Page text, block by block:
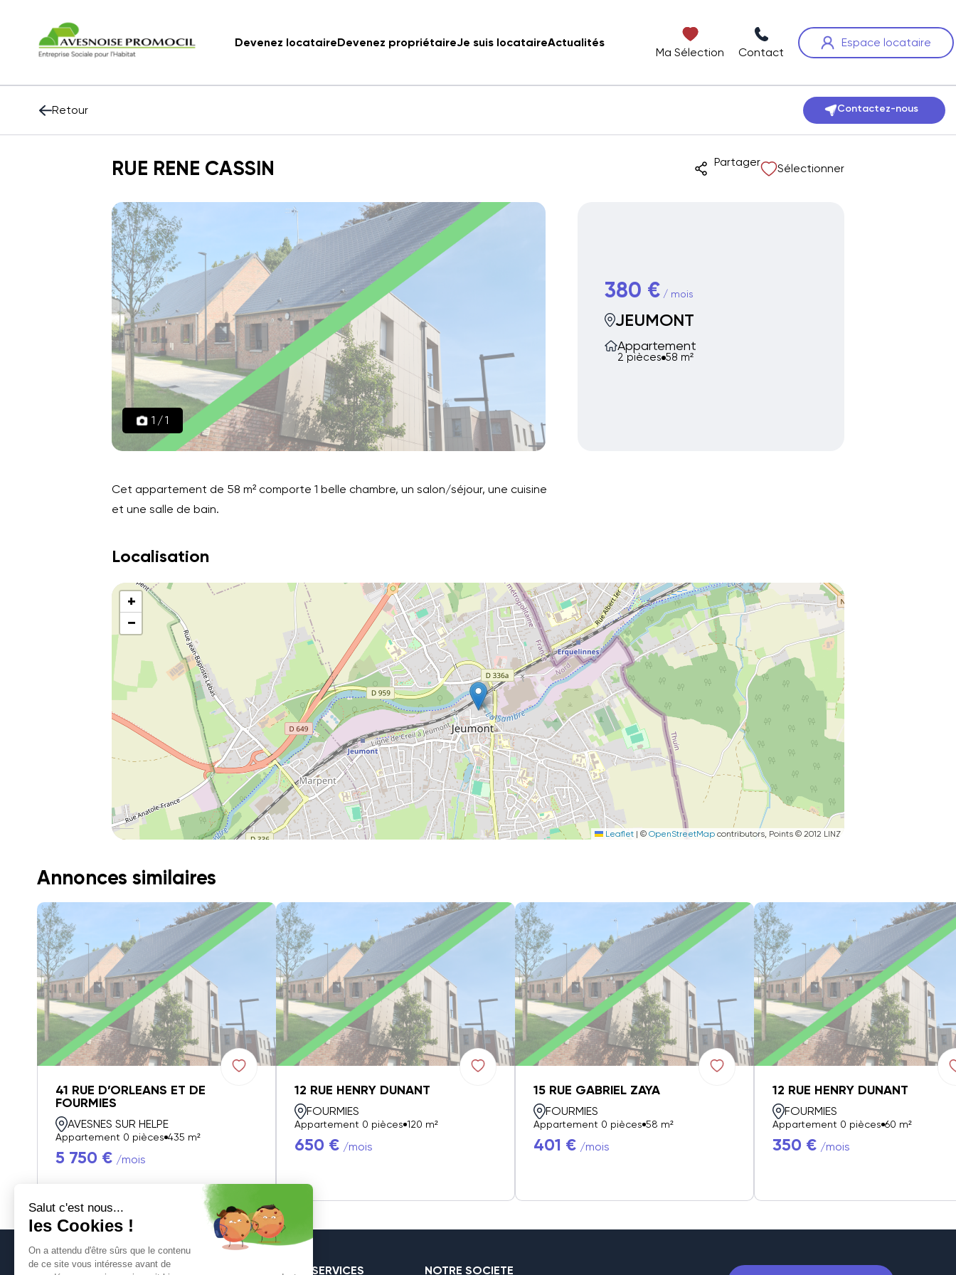
Devenez locataireDevenez propriétaireJe suis locataireActualités
Ma Sélection Contact
Espace locataire
Retour Contactez-nous
RUE RENE CASSIN Partager Sélectionner
1 /1
380 €/ mois
JEUMONT
Appartement
2 pièces 58 m²
Cet appartement de 58 m² comporte 1 belle chambre, un salon/séjour, une cuisine
et une salle de bain.
Localisation
+
−
Leaflet | © OpenStreetMap contributors, Points © 2012 LINZ
Annonces similaires
41 RUE D’ORLEANS ET DE
FOURMIES
AVESNES SUR HELPE
Appartement 0 pièces 435 m²
5 750 € /mois
12 RUE HENRY DUNANT
FOURMIES
Appartement 0 pièces 120 m²
650 € /mois
15 RUE GABRIEL ZAYA
FOURMIES
Appartement 0 pièces 58 m²
401 € /mois
12 RUE HENRY DUNANT
FOURMIES
Appartement 0 pièces 60 m²
350 € /mois
SERVICES NOTRE SOCIETE